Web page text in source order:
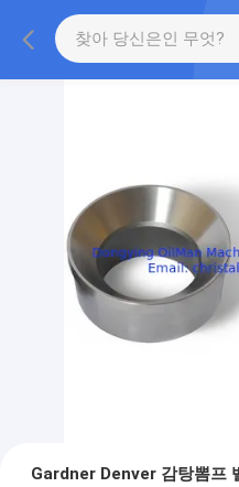
Gardner Denver 감탕뽐프